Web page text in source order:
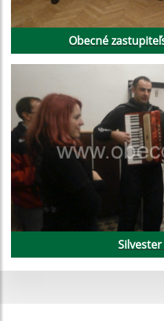
Obecné